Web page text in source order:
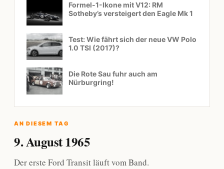
Formel-1-Ikone mit V12: RM
Sotheby’s versteigert den Eagle Mk 1
Test: Wie fährt sich der neue VW Polo
1.0 TSI (2017)?
Die Rote Sau fuhr auch am
Nürburgring!
AN DIESEM TAG
9. August 1965
Der erste Ford Transit läuft vom Band.